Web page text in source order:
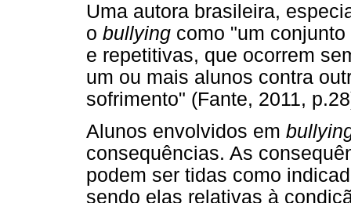
Uma autora brasileira,
o bullying como "um
e repetitivas, que ocorrem
um ou mais alunos contra
sofrimento" (Fante, 2011,
Alunos envolvidos em
consequências. As
podem ser tidas como
sendo elas relativas à